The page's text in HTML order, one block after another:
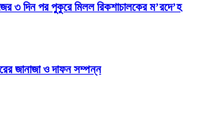
৩ দিন পর পুকুরে মিলল রিকশাচালকের ম’রদে’হ
জানাজা ও দাফন সম্পন্ন